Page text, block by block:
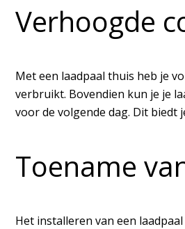
Verhoogde
Met een laadpaal thuis heb je
verbruikt. Bovendien kun je je
voor de volgende dag. Dit biedt
Toename
Het installeren van een